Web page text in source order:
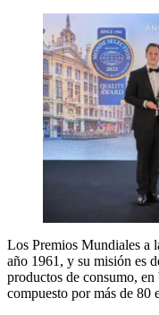
Los Premios Mundiales a
año 1961, y su misión es
productos de consumo,
compuesto por más de 80